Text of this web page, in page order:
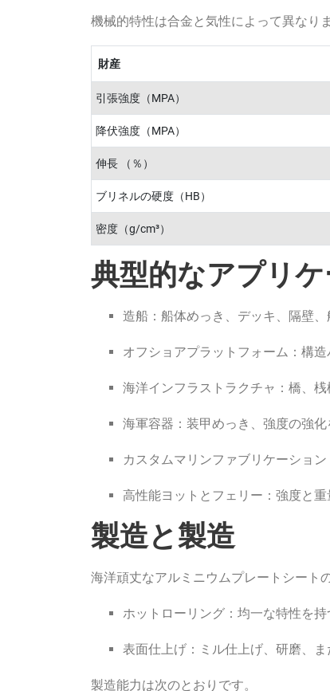
機械的特性は合金と気性によって異なり
財産
引張強度（MPA）
降伏強度（MPA）
伸長 （％）
ブリネルの硬度（HB）
密度（g/cm³）
典型的なアプリ
造船：船体めっき、デッキ、隔壁
オフショアプラットフォーム：構
海洋インフラストラクチャ：橋、
海軍容器：装甲めっき、強度の強
カスタムマリンファブリケーショ
高性能ヨットとフェリー：強度と
製造と製造
海洋頑丈なアルミニウムプレートシート
ホットローリング：均一な特性を
表面仕上げ：ミル仕上げ、研磨、
製造能力は次のとおりです。